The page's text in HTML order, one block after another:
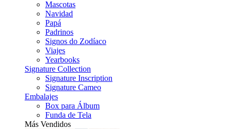
Mascotas
Navidad
Papá
Padrinos
Signos do Zodíaco
Viajes
Yearbooks
Signature Collection
Signature Inscription
Signature Cameo
Embalajes
Box para Álbum
Funda de Tela
Más Vendidos